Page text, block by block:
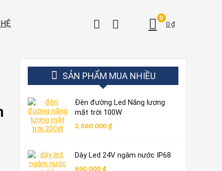
0
0 ₫
SẢN PHẨM MUA NHIỀU
Đèn đường Led Năng lượng
mặt trời 100W
2.560.000 ₫
Dây Led 24V ngâm nước IP68
690.000 ₫